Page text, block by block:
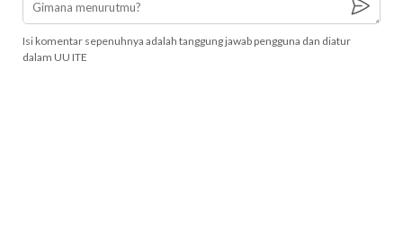
Isi komentar sepenuhnya adalah tanggung jawab pengguna dan diatur
dalam UU ITE